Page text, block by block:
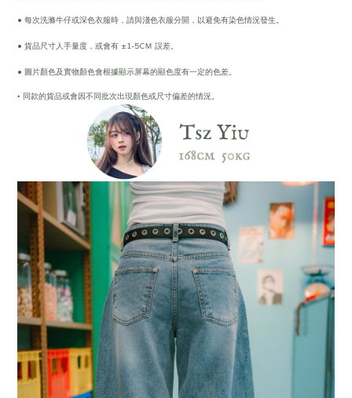
• 每次洗滌牛仔或深色衣服時，請與淺色衣服分開，以避免有染色情況發生。
• 貨品尺寸人手量度，或會有 ±1-5CＭ 誤差。
• 圖片顏色及實物顏色會根據顯示屏幕的顯色度有一定的色差。
• 同款的貨品或會因不同批次出現顏色或尺寸偏差的情況。